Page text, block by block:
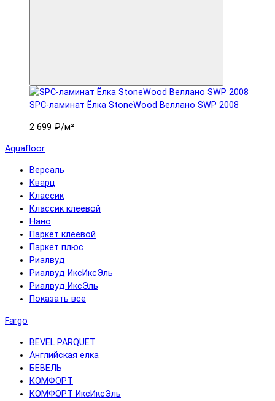
SPC-ламинат Ëлка StoneWood Веллано SWP 2008
2 699 ₽/м²
Aquafloor
Версаль
Кварц
Классик
Классик клеевой
Нано
Паркет клеевой
Паркет плюс
Риалвуд
Риалвуд ИксИксЭль
Риалвуд ИксЭль
Показать все
Fargo
BEVEL PARQUET
Английская елка
БЕВЕЛЬ
КОМФОРТ
КОМФОРТ ИксИксЭль